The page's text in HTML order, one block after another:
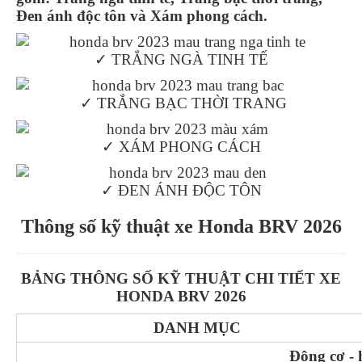
Đen ánh độc tôn và Xám phong cách.
✓ TRẮNG NGÀ TINH TẾ
✓ TRẮNG BẠC THỜI TRANG
✓ XÁM PHONG CÁCH
✓ ĐEN ÁNH ĐỘC TÔN
Thông số kỹ thuật xe Honda BRV 2026
BẢNG THÔNG SỐ KỸ THUẬT CHI TIẾT XE
HONDA BRV 2026
DANH MỤC
Động cơ -